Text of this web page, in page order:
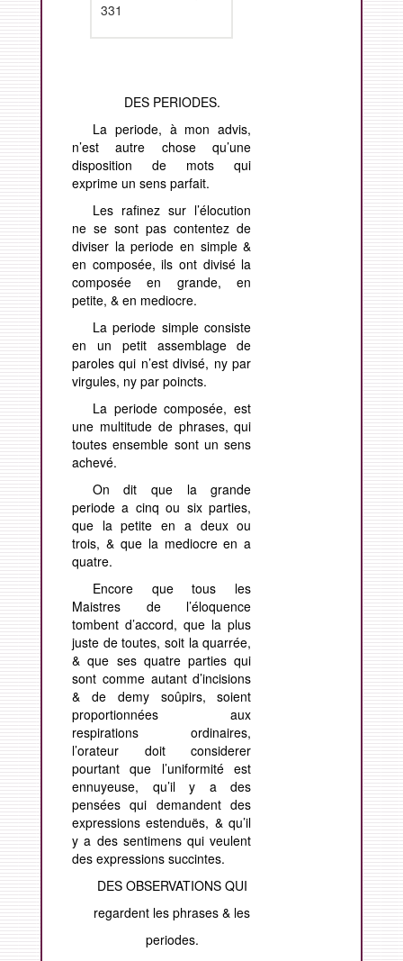
331
DES PERIODES.
La periode, à mon advis,
n’est autre chose qu’une
disposition de mots qui
exprime un sens parfait.
Les rafinez sur l’élocution
ne se sont pas contentez de
diviser la periode en simple &
en composée, ils ont divisé la
composée en grande, en
petite, & en mediocre.
La periode simple consiste
en un petit assemblage de
paroles qui n’est divisé, ny par
virgules, ny par poincts.
La periode composée, est
une multitude de phrases, qui
toutes ensemble sont un sens
achevé.
On dit que la grande
periode a cinq ou six parties,
que la petite en a deux ou
trois, & que la mediocre en a
quatre.
Encore que tous les
Maistres de l’éloquence
tombent d’accord, que la plus
juste de toutes, soit la quarrée,
& que ses quatre parties qui
sont comme autant d’incisions
&
de demy soûpirs, soient
proportionnées aux
respirations ordinaires,
l’orateur doit considerer
pourtant que l’uniformité est
ennuyeuse, qu’il y a des
pensées qui demandent des
expressions estenduës, & qu’il
y a des sentimens qui veulent
des expressions succintes.
DES OBSERVATIONS QUI
regardent les phrases & les
periodes.